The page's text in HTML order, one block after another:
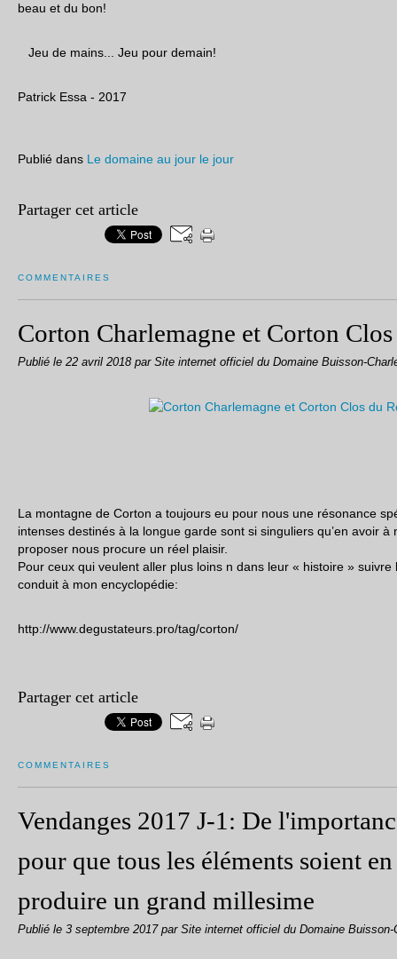
beau et du bon!
Jeu de mains... Jeu pour demain!
Patrick Essa - 2017
Publié dans Le domaine au jour le jour
Partager cet article
COMMENTAIRES
Corton Charlemagne et Corton
Publié le 22 avril 2018 par Site internet officiel du Domaine Buisson-
La montagne de Corton a toujours eu pour nous une résonance
intenses destinés à la longue garde sont si singuliers qu’en avoir
proposer nous procure un réel plaisir.
Pour ceux qui veulent aller plus loins n dans leur « histoire »
conduit à mon encyclopédie:
http://www.degustateurs.pro/tag/corton/
Partager cet article
COMMENTAIRES
Vendanges 2017 J-1: De
pour que tous les éléments soient
produire un grand millesime
Publié le 3 septembre 2017 par Site internet officiel du Domaine Buisson-